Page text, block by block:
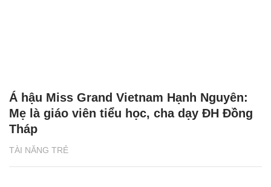
TÀI NĂNG TRẺ
Á hậu Miss Grand Vietnam Hạnh Nguyên:
Mẹ là giáo viên tiểu học, cha dạy ĐH Đồng
Tháp